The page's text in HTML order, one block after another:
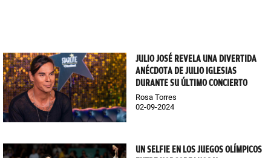
JULIO JOSÉ REVELA UNA DIVERTIDA
ANÉCDOTA DE JULIO IGLESIAS
DURANTE SU ÚLTIMO CONCIERTO
Rosa Torres
02-09-2024
UN SELFIE EN LOS JUEGOS OLÍMPICOS